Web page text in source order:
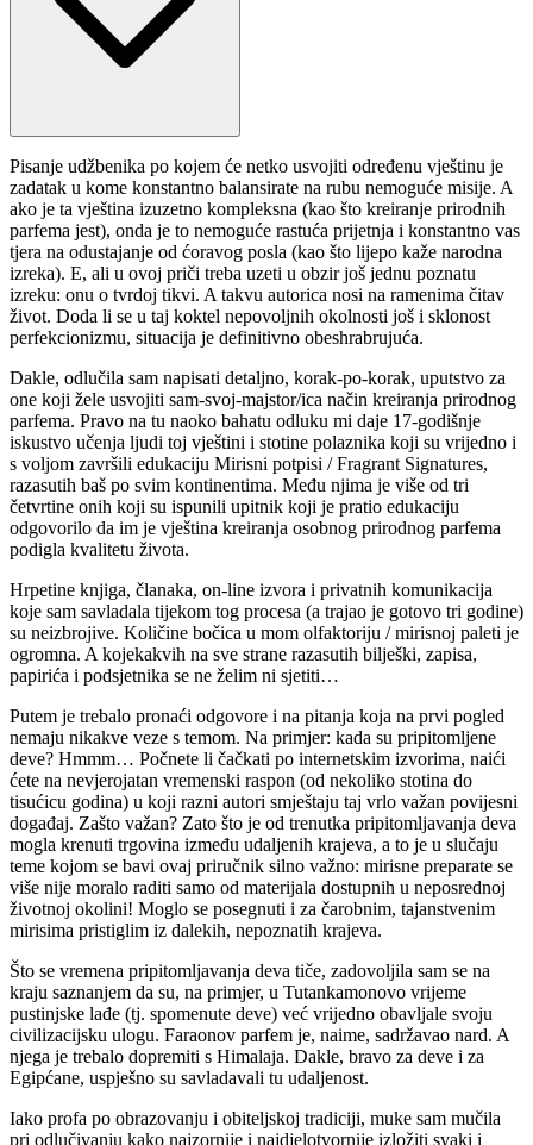
Pisanje udžbenika po kojem će netko usvojiti određenu vještinu je
zadatak u kome konstantno balansirate na rubu nemoguće misije. A
ako je ta vještina izuzetno kompleksna (kao što kreiranje prirodnih
parfema jest), onda je to nemoguće rastuća prijetnja i konstantno vas
tjera na odustajanje od ćoravog posla (kao što lijepo kaže narodna
izreka). E, ali u ovoj priči treba uzeti u obzir još jednu poznatu
izreku: onu o tvrdoj tikvi. A takvu autorica nosi na ramenima čitav
život. Doda li se u taj koktel nepovoljnih okolnosti još i sklonost
perfekcionizmu, situacija je definitivno obeshrabrujuća.
Dakle, odlučila sam napisati detaljno, korak-po-korak, uputstvo za
one koji žele usvojiti sam-svoj-majstor/ica način kreiranja prirodnog
parfema. Pravo na tu naoko bahatu odluku mi daje 17-godišnje
iskustvo učenja ljudi toj vještini i stotine polaznika koji su vrijedno i
s voljom završili edukaciju Mirisni potpisi / Fragrant Signatures,
razasutih baš po svim kontinentima. Među njima je više od tri
četvrtine onih koji su ispunili upitnik koji je pratio edukaciju
odgovorilo da im je vještina kreiranja osobnog prirodnog parfema
podigla kvalitetu života.
Hrpetine knjiga, članaka, on-line izvora i privatnih komunikacija
koje sam savladala tijekom tog procesa (a trajao je gotovo tri godine)
su neizbrojive. Količine bočica u mom olfaktoriju / mirisnoj paleti je
ogromna. A kojekakvih na sve strane razasutih bilješki, zapisa,
papirića i podsjetnika se ne želim ni sjetiti…
Putem je trebalo pronaći odgovore i na pitanja koja na prvi pogled
nemaju nikakve veze s temom. Na primjer: kada su pripitomljene
deve? Hmmm… Počnete li čačkati po internetskim izvorima, naići
ćete na nevjerojatan vremenski raspon (od nekoliko stotina do
tisućicu godina) u koji razni autori smještaju taj vrlo važan povijesni
događaj. Zašto važan? Zato što je od trenutka pripitomljavanja deva
mogla krenuti trgovina između udaljenih krajeva, a to je u slučaju
teme kojom se bavi ovaj priručnik silno važno: mirisne preparate se
više nije moralo raditi samo od materijala dostupnih u neposrednoj
životnoj okolini! Moglo se posegnuti i za čarobnim, tajanstvenim
mirisima pristiglim iz dalekih, nepoznatih krajeva.
Što se vremena pripitomljavanja deva tiče, zadovoljila sam se na
kraju saznanjem da su, na primjer, u Tutankamonovo vrijeme
pustinjske lađe (tj. spomenute deve) već vrijedno obavljale svoju
civilizacijsku ulogu. Faraonov parfem je, naime, sadržavao nard. A
njega je trebalo dopremiti s Himalaja. Dakle, bravo za deve i za
Egipćane, uspješno su savladavali tu udaljenost.
Iako profa po obrazovanju i obiteljskoj tradiciji, muke sam mučila
pri odlučivanju kako najzornije i najdjelotvornije izložiti svaki i